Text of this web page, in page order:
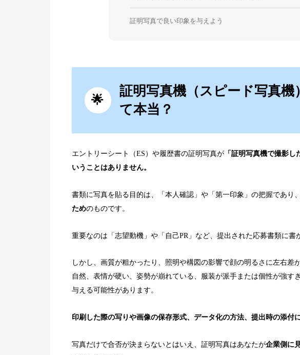
証明写真で良い印象を与えよう
証明写真機（スピード写真機
て本当？
エントリーシート（ES）や履歴書の証明写真が「証明写真機で撮影し
いうことはありません。
書類に写真を貼る目的は、「本人確認」や「第一印象」の把握であり、
ためのものです。
重要なのは「志望動機」や「自己PR」など、提出された応募書類に書
しかし、画質が粗かったり、照明や構図の影響で顔の明るさに左右差
自然、表情が硬い、姿勢が崩れている、服装が派手または個性が強す
与える可能性があります。
印刷した際の写りや画像の保存形式、データ化の方法、提出時の添付
写真だけで合否が決まらないとはいえ、証明写真はあなたが企業側に